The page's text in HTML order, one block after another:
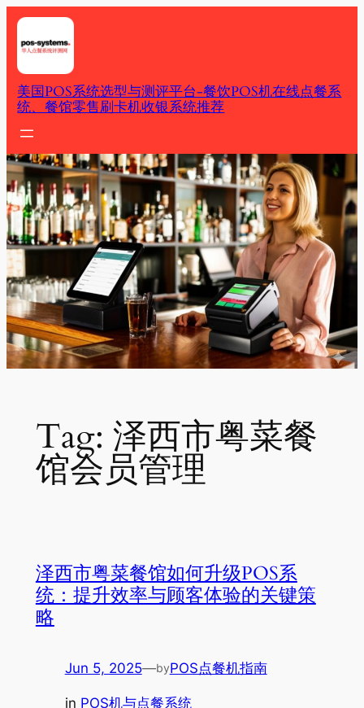
Skip
content
美国POS系统选型与测评平台-餐饮POS机在线点餐系
统、餐馆零售刷卡机收银系统推荐
Tag: 泽西市粤菜餐
馆会员管理
泽西市粤菜餐馆如何升级POS系
统：提升效率与顾客体验的关键策
略
Jun 5, 2025—byPOS点餐机指南
in POS机与点餐系统